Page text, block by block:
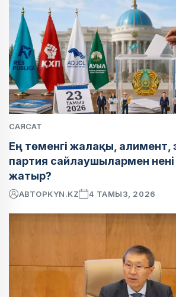
САЯСАТ
Ең төменгі жалақы, алимент,
партия сайлаушылармен
жатыр?
АВТОРKYN.KZ 4 ТАМЫЗ, 2026